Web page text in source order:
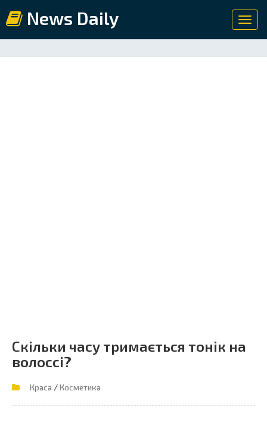
News Daily
Скільки часу тримається тонік на
волоссі?
Краса /Косметика